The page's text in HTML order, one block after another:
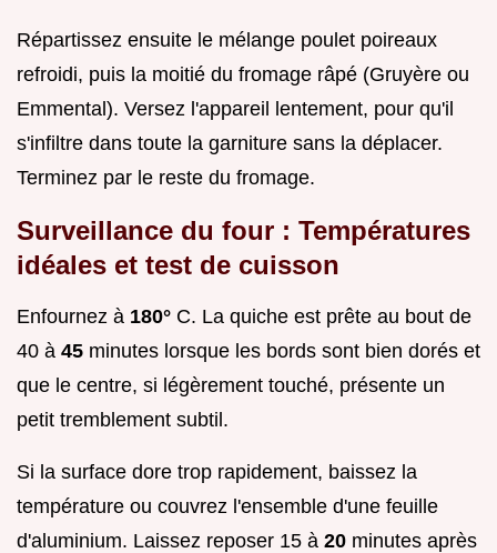
Répartissez ensuite le mélange poulet poireaux
refroidi, puis la moitié du fromage râpé (Gruyère ou
Emmental). Versez l'appareil lentement, pour qu'il
s'infiltre dans toute la garniture sans la déplacer.
Terminez par le reste du fromage.
Surveillance du four : Températures
idéales et test de cuisson
Enfournez à 180° C. La quiche est prête au bout de
40 à 45 minutes lorsque les bords sont bien dorés et
que le centre, si légèrement touché, présente un
petit tremblement subtil.
Si la surface dore trop rapidement, baissez la
température ou couvrez l'ensemble d'une feuille
d'aluminium. Laissez reposer 15 à 20 minutes après